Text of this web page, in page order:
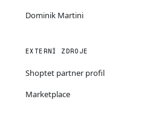
Dominik Martini
EXTERNÍ ZDROJE
Shoptet partner profil
Marketplace